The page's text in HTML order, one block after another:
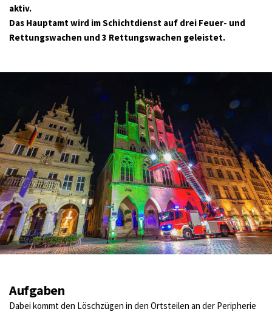
aktiv.
Das Hauptamt wird im Schichtdienst auf drei Feuer- und
Rettungswachen und 3 Rettungswachen geleistet.
Aufgaben
Dabei kommt den Löschzügen in den Ortsteilen an der Peripherie